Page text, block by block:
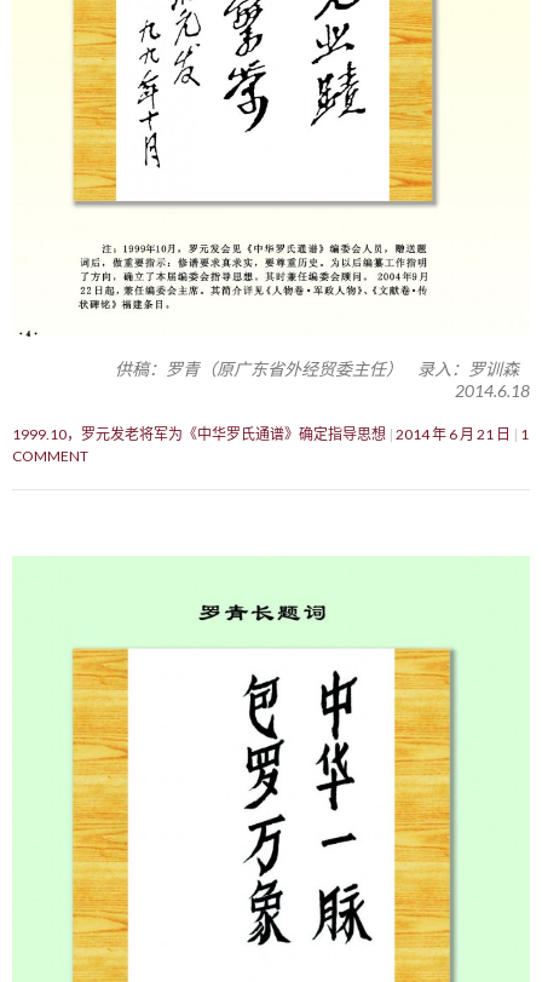
供稿：罗青（原广东省外经贸委主任） 录入：罗训森
2014.6.18
1999.10，罗元发老将军为《中华罗氏通谱》确定指导思想 2014 年 6 月 21 日
1
COMMENT